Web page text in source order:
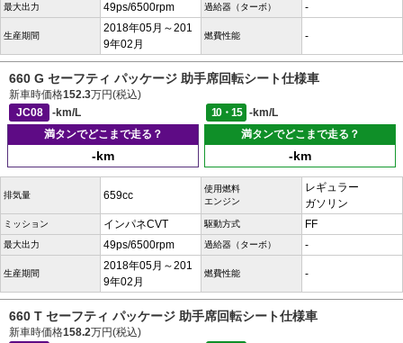
最大出力 49ps/6500rpm 過給器（ターボ） -
生産期間
2018年05月～201
9年02月
燃費性能 -
660 G セーフティ パッケージ 助手席回転シート仕様車
新車時価格152.3万円(税込)
JC08
-km/L 10・15
-km/L
満タンでどこまで走る？
-km
満タンでどこまで走る？
-km
排気量 659cc
使用燃料
エンジン
レギュラー
ガソリン
ミッション インパネCVT 駆動方式 FF
最大出力 49ps/6500rpm 過給器（ターボ） -
生産期間
2018年05月～201
9年02月
燃費性能 -
660 T セーフティ パッケージ 助手席回転シート仕様車
新車時価格158.2万円(税込)